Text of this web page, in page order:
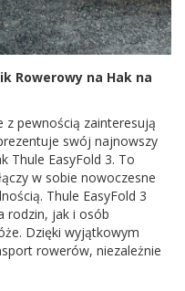
Rowerowy na Hak na
z pewnością zainteresują
swój najnowszy
Thule EasyFold 3. To
w sobie nowoczesne
Thule EasyFold 3
rodzin, jak i osób
Dzięki wyjątkowym
rowerów, niezależnie